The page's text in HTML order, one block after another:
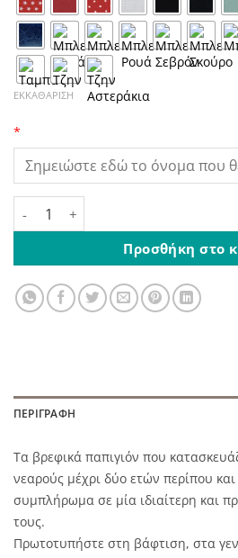
ΕΚΚΑΘΆΡΙΣΗ
*
Ξύλινο Παπιγιόν Βρεφικό Με
Προσθήκη στο
ΠΕΡΙΓΡΑΦΉ
Τα βρεφικά παπιγιόν που
νεαρούς μέχρι δύο ετών περίπου
συμπλήρωμα σε μία ιδιαίτερη και
τους.
Πρωτοτυπήστε στη βάφτιση, στα